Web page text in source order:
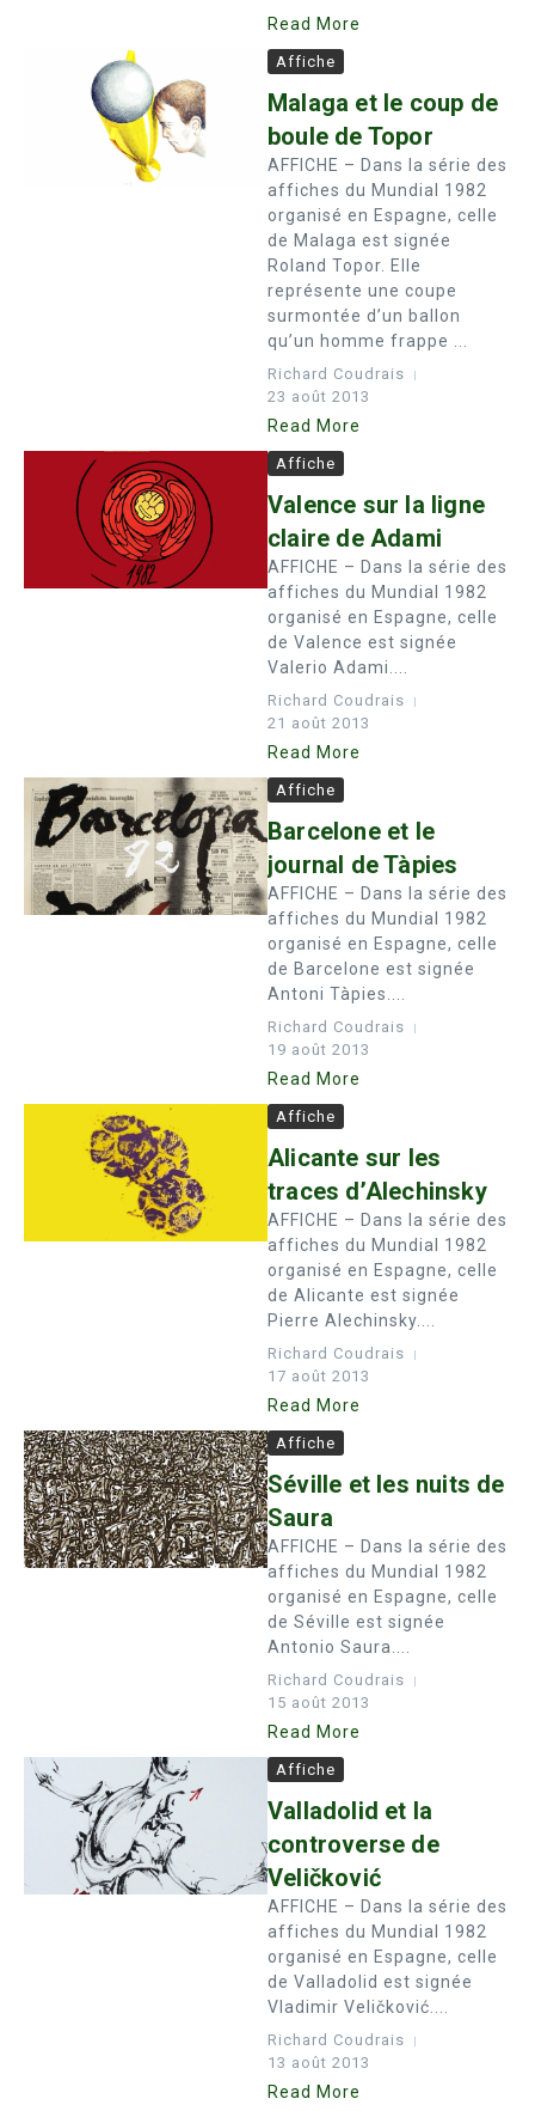
Read More
Affiche
Malaga et le coup de
boule de Topor
AFFICHE – Dans la série des
affiches du Mundial 1982
organisé en Espagne, celle
de Malaga est signée
Roland Topor. Elle
représente une coupe
surmontée d’un ballon
qu’un homme frappe ...
Richard Coudrais
23 août 2013
Read More
Affiche
Valence sur la ligne
claire de Adami
AFFICHE – Dans la série des
affiches du Mundial 1982
organisé en Espagne, celle
de Valence est signée
Valerio Adami....
Richard Coudrais
21 août 2013
Read More
Affiche
Barcelone et le
journal de Tàpies
AFFICHE – Dans la série des
affiches du Mundial 1982
organisé en Espagne, celle
de Barcelone est signée
Antoni Tàpies....
Richard Coudrais
19 août 2013
Read More
Affiche
Alicante sur les
traces d’Alechinsky
AFFICHE – Dans la série des
affiches du Mundial 1982
organisé en Espagne, celle
de Alicante est signée
Pierre Alechinsky....
Richard Coudrais
17 août 2013
Read More
Affiche
Séville et les nuits de
Saura
AFFICHE – Dans la série des
affiches du Mundial 1982
organisé en Espagne, celle
de Séville est signée
Antonio Saura....
Richard Coudrais
15 août 2013
Read More
Affiche
Valladolid et la
controverse de
Veličković
AFFICHE – Dans la série des
affiches du Mundial 1982
organisé en Espagne, celle
de Valladolid est signée
Vladimir Veličković....
Richard Coudrais
13 août 2013
Read More